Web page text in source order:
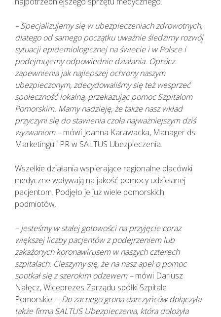
udzielić TELEPORADY. Tylko w
sytuacjach kiedy jest to niezbędne,
pacjent powinien zostać umówiony
na konkretną godzinę do lekarza.
Lekarz udzielający TELEPORADY na
podstawie przeprowadzonego
wywiadu medycznego i oceny stanu
zdrowia pacjenta ma możliwość
wystawienia zwolnienia lekarskiego.
– Specjalizujemy się w ubezpieczeniach zdrowotnych,
dlatego od samego początku uważnie śledzimy rozwój
sytuacji epidemiologicznej na świecie i w Polsce i
podejmujemy odpowiednie działania. Oprócz
zapewnienia jak najlepszej ochrony naszym
ubezpieczonym, zdecydowaliśmy się też wesprzeć
społeczność lokalną, przekazując pomoc Szpitalom
Pomorskim. Mamy nadzieję, że także nasz wkład
przyczyni się do stawienia czoła najważniejszym dziś
wyzwaniom –mówi Joanna Karawacka, Manager ds.
Marketingu i PR w SALTUS Ubezpieczenia.
Wszelkie działania wspierające regionalne placówki
medyczne wpływają na jakość pomocy udzielanej
pacjentom. Podjęło je już wiele pomorskich
podmiotów.
– Jesteśmy w stałej gotowości na przyjęcie coraz
większej liczby pacjentów z podejrzeniem lub
zakażonych koronawirusem w naszych czterech
szpitalach. Cieszymy się, że na nasz apel o pomoc
spotkał się z szerokim odzewem –mówi Dariusz
Nałęcz, Wiceprezes Zarządu spółki Szpitale
Pomorskie. – Do zacnego grona darczyńców dołączyła
także firma SALTUS Ubezpieczenia, która dołożyła